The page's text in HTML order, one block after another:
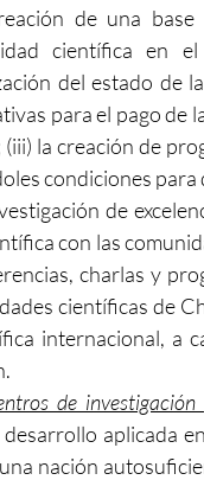
de una
científica en
del estado de
para el pago de
la creación de
condiciones
de
con las
charlas y
científicas de
internacional, a
de
aplicada
nación